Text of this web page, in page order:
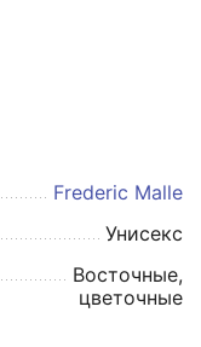
Frederic Malle
Унисекс
Восточные,
цветочные